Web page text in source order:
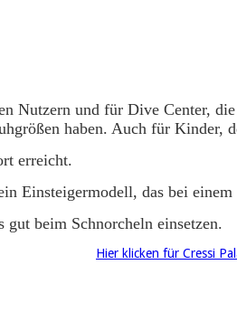
Nutzern und für Dive Center,
haben. Auch für Kinder,
erreicht.
Einsteigermodell, das bei
gut beim Schnorcheln einsetzen.
Hier klicken für Cressi